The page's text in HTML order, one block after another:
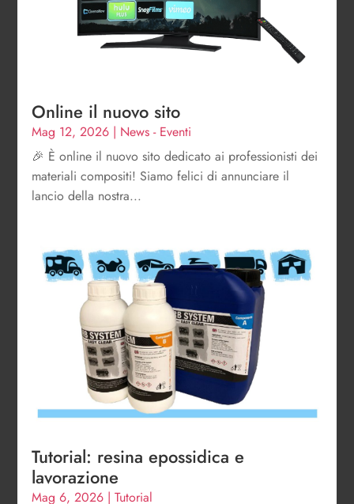
Online il nuovo sito
Mag 12, 2026 | News - Eventi
🎉 È online il nuovo sito dedicato ai professionisti dei
materiali compositi! Siamo felici di annunciare il
lancio della nostra...
Tutorial: resina epossidica e
lavorazione
Mag 6, 2026 |Tutorial